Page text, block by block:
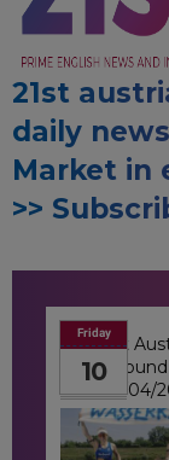
21st
daily
Market in
>>
Friday
10
21st
Verbund
(10/04/